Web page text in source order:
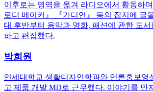
이후로는 영역을 옮겨 라디오에서 활동하
로디 메이커』 『가디언』 등의 잡지에 글
대 후반부터 음악과 영화, 패션에 관한 도서
하고 편집했다.
박희원
연세대학교 생활디자인학과와 언론홍보영
고 제품 개발 MD로 근무했다. 이야기를 만